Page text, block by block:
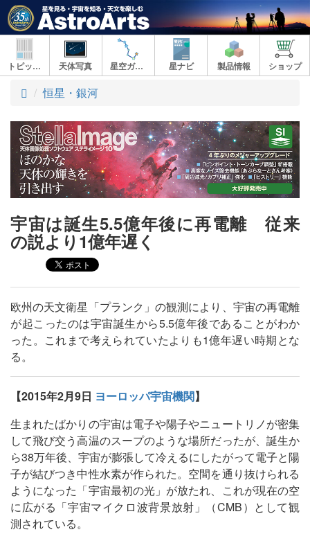
トピックス 天体写真 星空ガイド 星ナビ 製品情報 ショップ
ト
プ
恒星・銀河
宇宙は誕生5.5億年後に再電離 従来
の説より1億年遅く
欧州の天文衛星「プランク」の観測により、宇宙の再電離
が起こったのは宇宙誕生から5.5億年後であることがわか
った。これまで考えられていたよりも1億年遅い時期とな
る。
【2015年2月9日 ヨーロッパ宇宙機関】
生まれたばかりの宇宙は電子や陽子やニュートリノが密集
して飛び交う高温のスープのような場所だったが、誕生か
ら38万年後、宇宙が膨張して冷えるにしたがって電子と陽
子が結びつき中性水素が作られた。空間を通り抜けられる
ようになった「宇宙最初の光」が放たれ、これが現在の空
に広がる「宇宙マイクロ波背景放射」（CMB）として観
測されている。